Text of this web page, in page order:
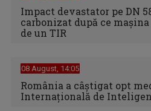
Impact devastator pe DN
carbonizat după ce
de un TIR
08 August, 14:05
România a câștigat opt
Internațională de